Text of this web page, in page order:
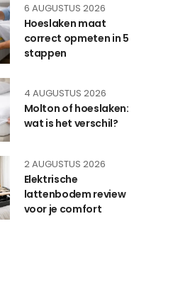
6 AUGUSTUS 2026
Hoeslaken maat
correct opmeten in 5
stappen
4 AUGUSTUS 2026
Molton of hoeslaken:
wat is het verschil?
2 AUGUSTUS 2026
Elektrische
lattenbodem review
voor je comfort